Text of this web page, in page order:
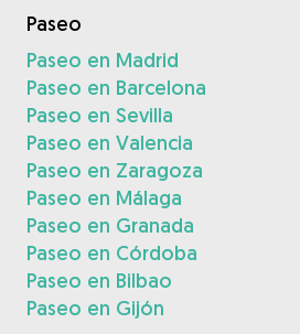
Paseo
Paseo en Madrid
Paseo en Barcelona
Paseo en Sevilla
Paseo en Valencia
Paseo en Zaragoza
Paseo en Málaga
Paseo en Granada
Paseo en Córdoba
Paseo en Bilbao
Paseo en Gijón